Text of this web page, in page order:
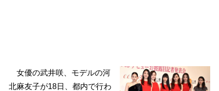
女優の武井咲、モデルの河
北麻友子が18日、都内で行わ